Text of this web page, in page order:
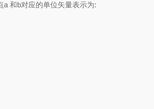
a 和b对应的单位矢量表示为: